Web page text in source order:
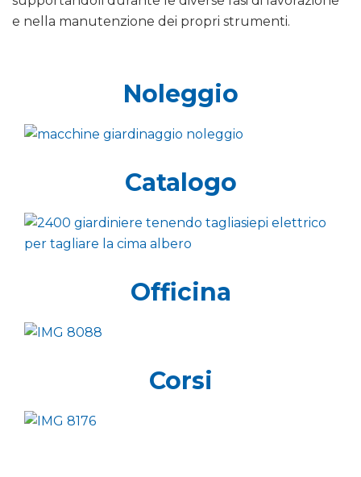
e nella manutenzione dei propri strumenti.
Noleggio
Catalogo
Officina
Corsi